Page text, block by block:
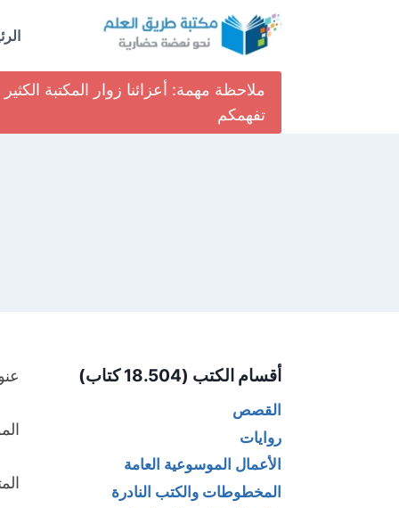
ملاحظة مهمة: أعزائنا زوار المكتبة
تفهمكم
أقسام الكتب (18.504 كتاب)
القصص
روايات
الأعمال الموسوعية العامة
المخطوطات والكتب النادرة